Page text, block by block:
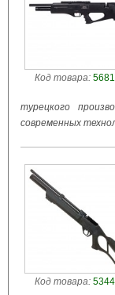
Код товара:
турецкого
современных
Код товара: